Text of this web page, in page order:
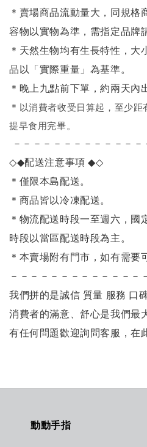
＊賣場商品流動量大，同規格
容物以實物為準，需指定品牌
＊天然生物均有生長特性，大
品以「實際重量」為基準。
＊晚上九點前下單，約兩天內
＊ 以消費者收受日算起，至少
提早食用完畢。
－－－－－－－－－－－－－
◇◆配送注意事項◆◇
＊僅限本島配送。
＊商品皆以冷凍配送。
＊物流配送時段一至週六，國
時段以當區配送時段為主。
＊本賣場附有門市，如有需要
－－－－－－－－－－－－－
我們拼的是誠信 質量 服務 口碑
消費者的滿意、舒心是我們最
有任何問題歡迎詢問客服，在
動動手指